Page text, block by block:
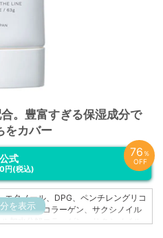
。豊富すぎる保湿成分で
をカバー
公式
円(税込)
76 ％
OFF
を表示
タノール、DPG、ペンチレングリコ
加水分解コラーゲン、サクシノイル
加水分解コラーゲン、サクシノイル